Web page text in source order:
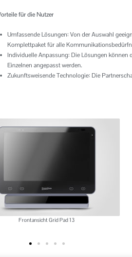
für die Nutzer
Umfassende Lösungen: Von der Auswahl
Komplettpaket für alle
Individuelle Anpassung: Die Lösungen
Einzelnen angepasst werden.
Zukunftsweisende Technologie: Die
Frontansicht Grid Pad 13